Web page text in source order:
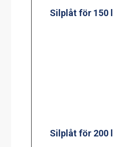
Silplåt för 200 l
Mätsticka för
100 l